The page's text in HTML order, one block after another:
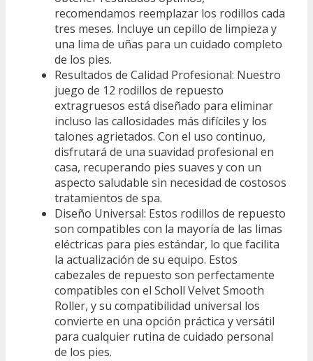
recomendamos reemplazar los rodillos cada
tres meses. Incluye un cepillo de limpieza y
una lima de uñas para un cuidado completo
de los pies.
Resultados de Calidad Profesional: Nuestro
juego de 12 rodillos de repuesto
extragruesos está diseñado para eliminar
incluso las callosidades más difíciles y los
talones agrietados. Con el uso continuo,
disfrutará de una suavidad profesional en
casa, recuperando pies suaves y con un
aspecto saludable sin necesidad de costosos
tratamientos de spa.
Diseño Universal: Estos rodillos de repuesto
son compatibles con la mayoría de las limas
eléctricas para pies estándar, lo que facilita
la actualización de su equipo. Estos
cabezales de repuesto son perfectamente
compatibles con el Scholl Velvet Smooth
Roller, y su compatibilidad universal los
convierte en una opción práctica y versátil
para cualquier rutina de cuidado personal
de los pies.